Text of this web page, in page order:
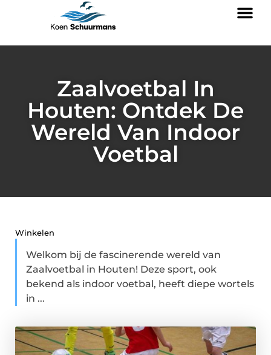
Zaalvoetbal In
Houten: Ontdek De
Wereld Van Indoor
Voetbal
Winkelen
Welkom bij de fascinerende wereld van
Zaalvoetbal in Houten! Deze sport, ook
bekend als indoor voetbal, heeft diepe wortels
in ...